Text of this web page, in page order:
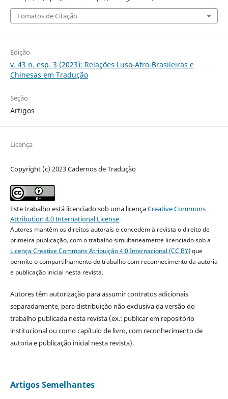
Fomatos de Citação
Edição
v. 43 n. esp. 3 (2023): Relações Luso-Afro-Brasileiras e
Chinesas em Tradução
Seção
Artigos
Licença
Copyright (c) 2023 Cadernos de Tradução
Este trabalho está licenciado sob uma licençaCreative Commons
Attribution 4.0 International License.
Autores mantêm os direitos autorais e concedem à revista o direito de
primeira publicação, com o trabalho simultaneamente licenciado sob a
Licença Creative Commons Atribuição 4.0 Internacional (CC BY)que
permite o compartilhamento do trabalho com reconhecimento da autoria
e publicação inicial nesta revista.
Autores têm autorização para assumir contratos adicionais
separadamente, para distribuição não exclusiva da versão do
trabalho publicada nesta revista (ex.: publicar em repositório
institucional ou como capítulo de livro, com reconhecimento de
autoria e publicação inicial nesta revista).
Artigos Semelhantes